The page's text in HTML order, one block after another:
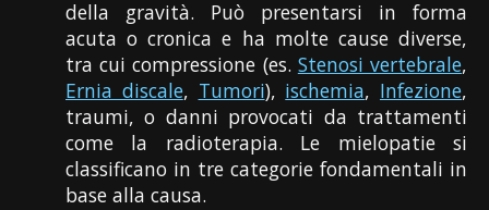
della gravità. Può presentarsi in forma
acuta o cronica e ha molte cause diverse,
tra cui compressione (es. Stenosi vertebrale,
Ernia discale, Tumori), ischemia, Infezione,
traumi, o danni provocati da trattamenti
come la radioterapia. Le mielopatie si
classificano in tre categorie fondamentali in
base alla causa.